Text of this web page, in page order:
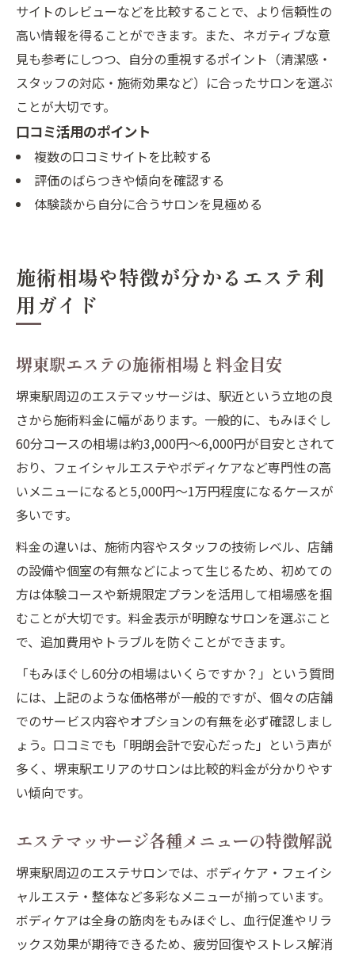
サイトのレビューなどを比較することで、より信頼性の
高い情報を得ることができます。また、ネガティブな意
見も参考にしつつ、自分の重視するポイント（清潔感・
スタッフの対応・施術効果など）に合ったサロンを選ぶ
ことが大切です。
口コミ活用のポイント
複数の口コミサイトを比較する
評価のばらつきや傾向を確認する
体験談から自分に合うサロンを見極める
施術相場や特徴が分かるエステ利
用ガイド
堺東駅エステの施術相場と料金目安
堺東駅周辺のエステマッサージは、駅近という立地の良
さから施術料金に幅があります。一般的に、もみほぐし
60分コースの相場は約3,000円〜6,000円が目安とされて
おり、フェイシャルエステやボディケアなど専門性の高
いメニューになると5,000円〜1万円程度になるケースが
多いです。
料金の違いは、施術内容やスタッフの技術レベル、店舗
の設備や個室の有無などによって生じるため、初めての
方は体験コースや新規限定プランを活用して相場感を掴
むことが大切です。料金表示が明瞭なサロンを選ぶこと
で、追加費用やトラブルを防ぐことができます。
「もみほぐし60分の相場はいくらですか？」という質問
には、上記のような価格帯が一般的ですが、個々の店舗
でのサービス内容やオプションの有無を必ず確認しまし
ょう。口コミでも「明朗会計で安心だった」という声が
多く、堺東駅エリアのサロンは比較的料金が分かりやす
い傾向です。
エステマッサージ各種メニューの特徴解説
堺東駅周辺のエステサロンでは、ボディケア・フェイシ
ャルエステ・整体など多彩なメニューが揃っています。
ボディケアは全身の筋肉をもみほぐし、血行促進やリラ
ックス効果が期待できるため、疲労回復やストレス解消